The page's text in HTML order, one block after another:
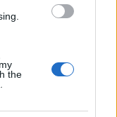
the
bank bij PSV